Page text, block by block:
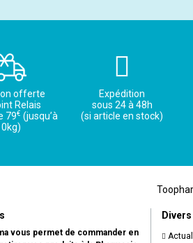
offerte
Relais
79€ (jusqu’à
Expédition
sous 24 à 48h
(si article en stock)
vous permet de commander en
Divers